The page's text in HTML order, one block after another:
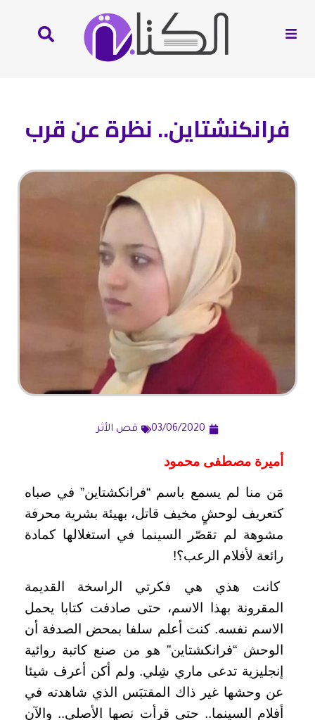
فرانكنشتاين.. نظرة عن قرب
03/06/2020 قص الأثر
أميرة مصطفى محمود
مَن منا لم يسمع باسم “فرانكشتاين” في صباه
كتعريف لوحشٍ مخيف قاتل، بهيئة بشرية محرفة
مشوهة لم تقصّر السينما في استغلالها كمادة
رائعة لأفلام الرعب؟!
كانت هذي هي فكرتي الراسخة القديمة
المقرونة بهذا الاسم، حتى صادفت كتابا يحمل
الاسم نفسه. كنت أعلم سلفا بمحض الصدفة أن
الوحش “فرانكشتاين” هو من صنع كاتبة روائية
إنجليزية تدعى ماري شِلي. ولم أكن أعرف شيئا
عن وحشها غير ذاك المقتبَس الذي شاهدته في
أفلام السينما.. حتى قرأت نصها الأصلي.. والآن